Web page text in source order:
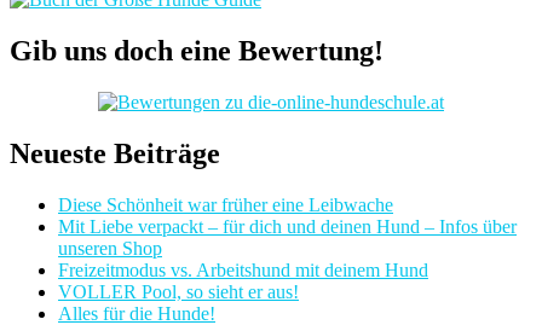
Gib uns doch eine Bewertung!
Neueste Beiträge
Diese Schönheit war früher eine Leibwache
Mit Liebe verpackt – für dich und deinen Hund – Infos über
unseren Shop
Freizeitmodus vs. Arbeitshund mit deinem Hund
VOLLER Pool, so sieht er aus!
Alles für die Hunde!